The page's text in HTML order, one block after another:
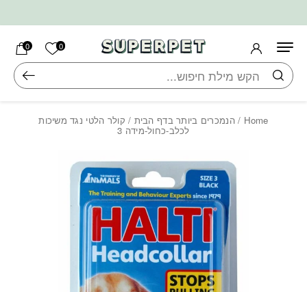
0 הרשימה
0
חיפוש
Home
/הנמכרים ביותר בדף הבית / קולר הלטי נגד משיכות
לכלב-כחול-מידה 3